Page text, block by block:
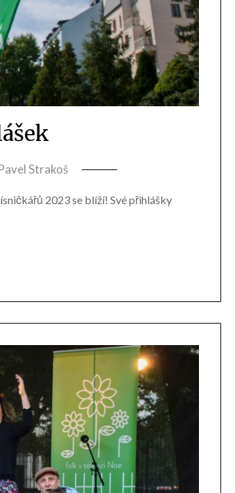
Strakoš
2023 se blíží! Své přihlášky